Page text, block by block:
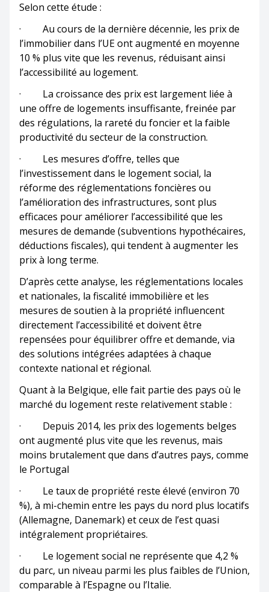
Selon cette étude :
· Au cours de la dernière décennie, les prix de
l’immobilier dans l’UE ont augmenté en moyenne
10 % plus vite que les revenus, réduisant ainsi
l’accessibilité au logement.
· La croissance des prix est largement liée à
une offre de logements insuffisante, freinée par
des régulations, la rareté du foncier et la faible
productivité du secteur de la construction.
· Les mesures d’offre, telles que
l’investissement dans le logement social, la
réforme des réglementations foncières ou
l’amélioration des infrastructures, sont plus
efficaces pour améliorer l’accessibilité que les
mesures de demande (subventions hypothécaires,
déductions fiscales), qui tendent à augmenter les
prix à long terme.
D’après cette analyse, les réglementations locales
et nationales, la fiscalité immobilière et les
mesures de soutien à la propriété influencent
directement l’accessibilité et doivent être
repensées pour équilibrer offre et demande, via
des solutions intégrées adaptées à chaque
contexte national et régional.
Quant à la Belgique, elle fait partie des pays où le
marché du logement reste relativement stable :
· Depuis 2014, les prix des logements belges
ont augmenté plus vite que les revenus, mais
moins brutalement que dans d’autres pays, comme
le Portugal
· Le taux de propriété reste élevé (environ 70
%), à mi-chemin entre les pays du nord plus locatifs
(Allemagne, Danemark) et ceux de l’est quasi
intégralement propriétaires.
· Le logement social ne représente que 4,2 %
du parc, un niveau parmi les plus faibles de l’Union,
comparable à l’Espagne ou l’Italie.